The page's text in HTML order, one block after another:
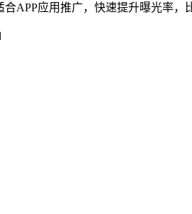
APP应用推广，快速提升曝光率，